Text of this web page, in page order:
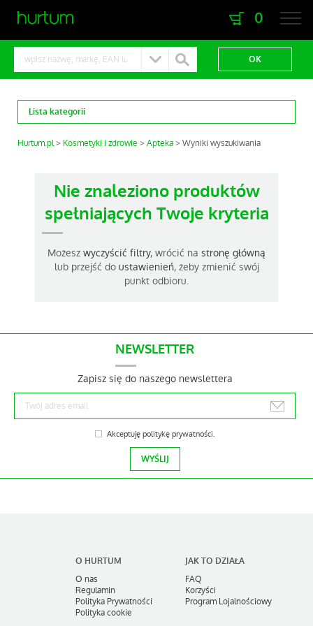
0
Lista kategorii
Hurtum.pl Kosmetyki i zdrowie Apteka Wyniki wyszukiwania
Nie znaleziono produktów
spełniających Twoje kryteria
Możesz wyczyścić filtry, wrócić na stronę główną
lub przejść do ustawienień, żeby zmienić swój
punkt odbioru.
NEWSLETTER
Zapisz się do naszego newslettera
Akceptuję politykę prywatności.
O HURTUM
O nas
Regulamin
Polityka Prywatności
Polityka cookie
JAK TO DZIAŁA
FAQ
Korzyści
Program Lojalnościowy